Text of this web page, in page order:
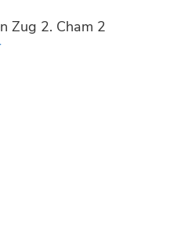
Zug 2. Cham 2